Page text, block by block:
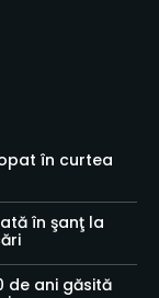
în curtea
în şanţ la
de ani găsită